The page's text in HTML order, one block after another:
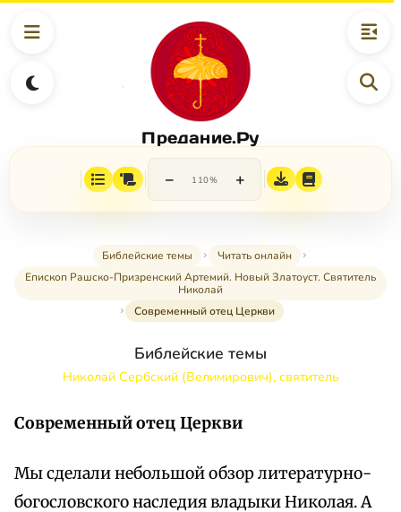
Предание.Ру
− 110% +
Библейские темы
Читать онлайн
Епископ Рашско-Призренский Артемий. Новый Златоуст. Святитель
Николай
Современный отец Церкви
Библейские темы
Николай Сербский (Велимирович), святитель
Современный отец Церкви
Мы сделали небольшой обзор литературно-
богословского наследия владыки Николая. А